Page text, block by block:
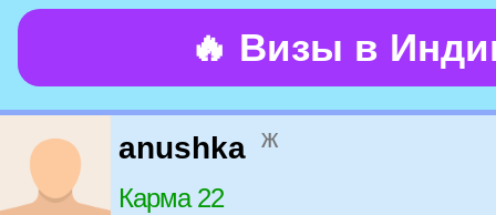
🔥 Визы в
anushka ж
Карма 22